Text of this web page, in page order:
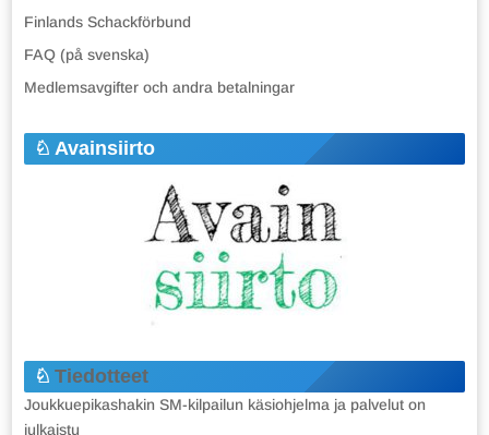
Finlands Schackförbund
FAQ (på svenska)
Medlemsavgifter och andra betalningar
Avainsiirto
Tiedotteet
Joukkuepikashakin SM-kilpailun käsiohjelma ja palvelut on
julkaistu